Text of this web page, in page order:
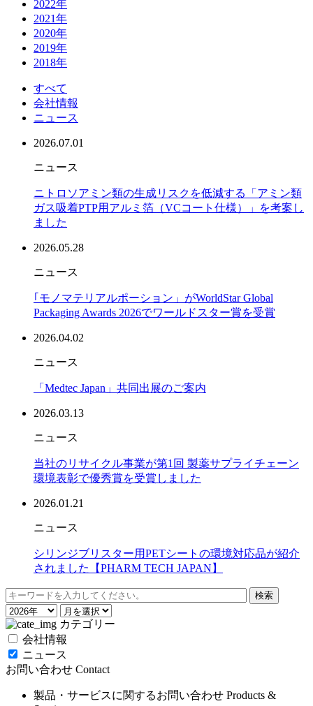
2022年
2021年
2020年
2019年
2018年
すべて
会社情報
ニュース
2026.07.01
ニュース
ニトロソアミン類の生成リスクを低減する「アミン類
ガス吸着PTP用アルミ箔（VCコート仕様）」を考案し
ました
2026.05.28
ニュース
｢モノマテリアルポーション」がWorldStar Global
Packaging Awards 2026でワールドスター賞を受賞
2026.04.02
ニュース
「Medtec Japan」共同出展のご案内
2026.03.13
ニュース
当社のリサイクル事業が第1回 製薬サプライチェーン
環境表彰で優秀賞を受賞しました
2026.01.21
ニュース
シリンジブリスター用PETシートの環境対応品が紹介
されました【PHARM TECH JAPAN】
カテゴリー
会社情報
ニュース
お問い合わせ Contact
製品・サービスに関するお問い合わせ Products &